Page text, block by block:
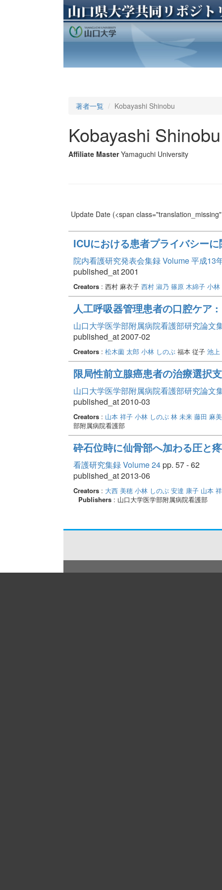
著者一覧 Kobayashi Shinobu
Kobayashi Shinobu
Affiliate Master Yamaguchi University
Update Date(<span
ICUにおける患者プライバシー
院内看護研究発表会集録 Volume 平成13
published_at 2001
Creators: 西村 麻衣子 西村 淑乃 篠原 木綿子 小林
人工呼吸器管理患者の口腔ケア
山口大学医学部附属病院看護部研究論文
published_at 2007-02
Creators: 松木薗 太郎 小林 しのぶ福本 従子 池上
限局性前立腺癌患者の治療選択
山口大学医学部附属病院看護部研究論文
published_at 2010-03
Creators: 山本 祥子 小林 しのぶ 林 未来 藤田 麻美
部附属病院看護部
砕石位時に仙骨部へ加わる圧と
看護研究集録 Volume 24pp. 57 - 62
published_at 2013-06
Creators: 大西 美穂 小林 しのぶ 安達 康子 山本
Publishers: 山口大学医学部附属病院看護部